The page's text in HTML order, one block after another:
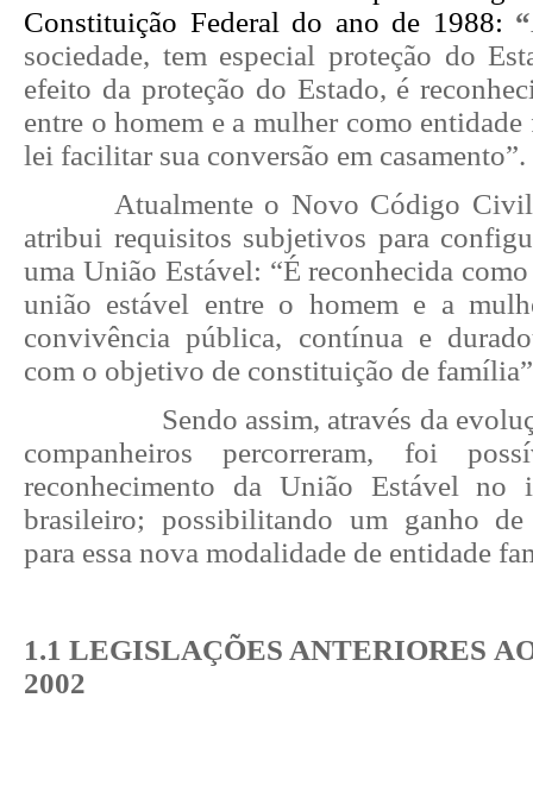
Constituição Federal do ano de 1988: “
sociedade, tem especial proteção do
efeito da proteção do Estado, é
entre o homem e a mulher como
lei facilitar sua conversão em casamento”.
Atualmente o Novo Código
atribui requisitos subjetivos para
uma União Estável: “É reconhecida
união estável entre o homem e a
convivência pública, contínua e
com o objetivo de constituição de
Sendo assim, através da
companheiros percorreram, foi
reconhecimento da União Estável
brasileiro; possibilitando um ganho de
para essa nova modalidade de entidade
1.1 LEGISLAÇÕES ANTERIORES
2002